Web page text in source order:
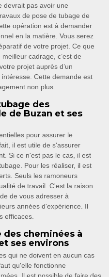
devrait pas avoir une
de pose de tubage de
opération est à demander
en la matière. Vous serez
de votre projet. Ce que
cadrage, c’est de
projet auprès d’un
Cette demande est
non plus.
des
de Buzan et ses
pour assurer le
il est utile de s'assurer
Si ce n'est pas le cas, il est
Pour les réaliser, il est
Seuls les ramoneurs
de travail. C'est la raison
de vous adresser à
années d'expérience. Il
efficaces.
des cheminées à
ses environs
qui ne doivent en aucun cas
qu'elle fonctionne